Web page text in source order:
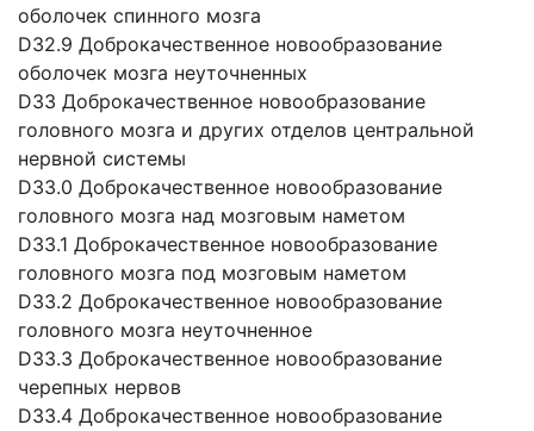
оболочек спинного мозга
D32.9 Доброкачественное новообразование
оболочек мозга неуточненных
D33 Доброкачественное новообразование
головного мозга и других отделов центральной
нервной системы
D33.0 Доброкачественное новообразование
головного мозга над мозговым наметом
D33.1 Доброкачественное новообразование
головного мозга под мозговым наметом
D33.2 Доброкачественное новообразование
головного мозга неуточненное
D33.3 Доброкачественное новообразование
черепных нервов
D33.4 Доброкачественное новообразование